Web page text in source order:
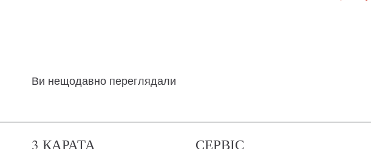
Ви нещодавно переглядали
3 КАРАТА СЕРВІС